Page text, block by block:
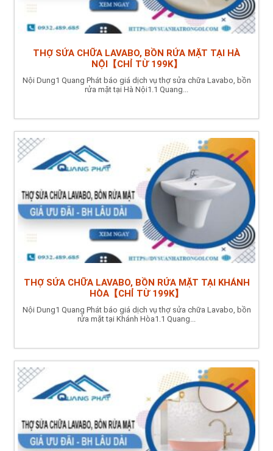
THỢ SỬA CHỮA LAVABO, BỒN RỬA MẶT TẠI HÀ
NỘI【CHỈ TỪ 199K】
Nội Dung1 Quang Phát báo giá dịch vụ thợ sửa chữa Lavabo, bồn
rửa mặt tại Hà Nội1.1 Quang...
THỢ SỬA CHỮA LAVABO, BỒN RỬA MẶT TẠI KHÁNH
HÒA【CHỈ TỪ 199K】
Nội Dung1 Quang Phát báo giá dịch vụ thợ sửa chữa Lavabo, bồn
rửa mặt tại Khánh Hòa1.1 Quang...